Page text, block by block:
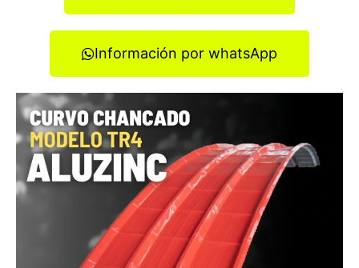
Información por whatsApp